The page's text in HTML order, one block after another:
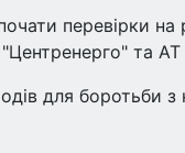
перевірки
та АТ
для боротьби з